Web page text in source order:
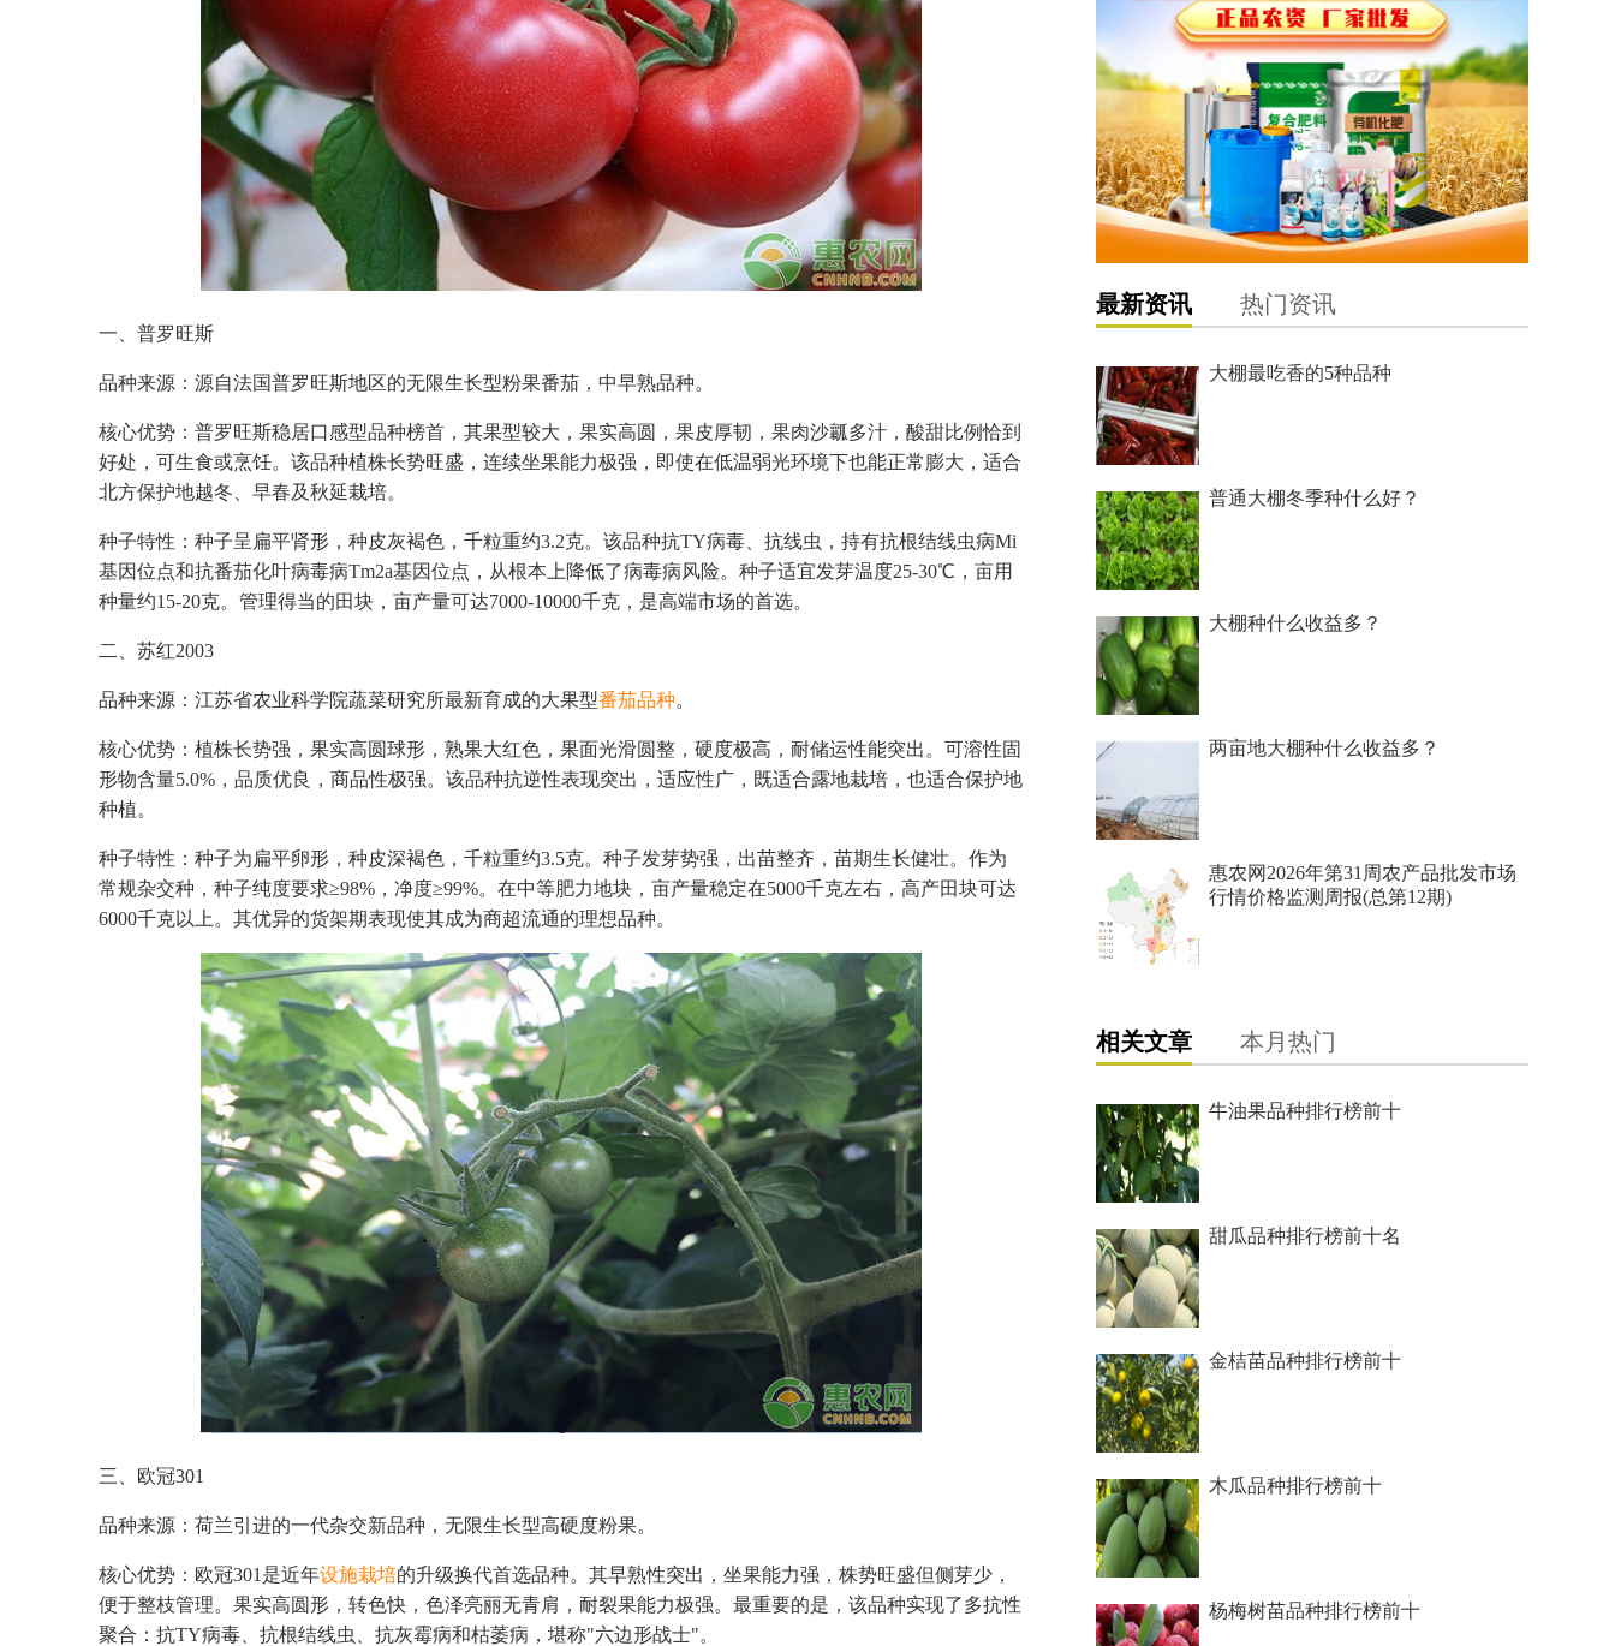
一、普罗旺斯
品种来源：源自法国普罗旺斯地区的无限生长型粉果番茄，中早熟品种。
核心优势：普罗旺斯稳居口感型品种榜首，其果型较大，果实高圆，果皮厚韧，果肉沙瓤多汁，酸甜比例恰到
好处，可生食或烹饪。该品种植株长势旺盛，连续坐果能力极强，即使在低温弱光环境下也能正常膨大，适合
北方保护地越冬、早春及秋延栽培。
种子特性：种子呈扁平肾形，种皮灰褐色，千粒重约3.2克。该品种抗TY病毒、抗线虫，持有抗根结线虫病Mi
基因位点和抗番茄化叶病毒病Tm2a基因位点，从根本上降低了病毒病风险。种子适宜发芽温度25-30℃，亩用
种量约15-20克。管理得当的田块，亩产量可达7000-10000千克，是高端市场的首选。
二、苏红2003
品种来源：江苏省农业科学院蔬菜研究所最新育成的大果型番茄品种。
核心优势：植株长势强，果实高圆球形，熟果大红色，果面光滑圆整，硬度极高，耐储运性能突出。可溶性固
形物含量5.0%，品质优良，商品性极强。该品种抗逆性表现突出，适应性广，既适合露地栽培，也适合保护地
种植。
种子特性：种子为扁平卵形，种皮深褐色，千粒重约3.5克。种子发芽势强，出苗整齐，苗期生长健壮。作为
常规杂交种，种子纯度要求≥98%，净度≥99%。在中等肥力地块，亩产量稳定在5000千克左右，高产田块可达
6000千克以上。其优异的货架期表现使其成为商超流通的理想品种。
三、欧冠301
品种来源：荷兰引进的一代杂交新品种，无限生长型高硬度粉果。
核心优势：欧冠301是近年设施栽培的升级换代首选品种。其早熟性突出，坐果能力强，株势旺盛但侧芽少，
便于整枝管理。果实高圆形，转色快，色泽亮丽无青肩，耐裂果能力极强。最重要的是，该品种实现了多抗性
聚合：抗TY病毒、抗根结线虫、抗灰霉病和枯萎病，堪称"六边形战士"。
最新资讯 热门资讯
大棚最吃香的5种品种
普通大棚冬季种什么好？
大棚种什么收益多？
两亩地大棚种什么收益多？
惠农网2026年第31周农产品批发市场
行情价格监测周报(总第12期)
相关文章 本月热门
牛油果品种排行榜前十
甜瓜品种排行榜前十名
金桔苗品种排行榜前十
木瓜品种排行榜前十
杨梅树苗品种排行榜前十